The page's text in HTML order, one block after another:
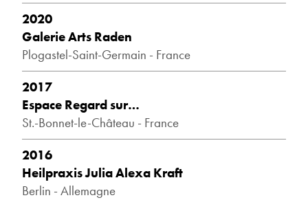
2020
Galerie Arts Raden
Plogastel-Saint-Germain - France
2017
Espace Regard sur…
St.-Bonnet-le-Château - France
2016
Heilpraxis Julia Alexa Kraft
Berlin - Allemagne